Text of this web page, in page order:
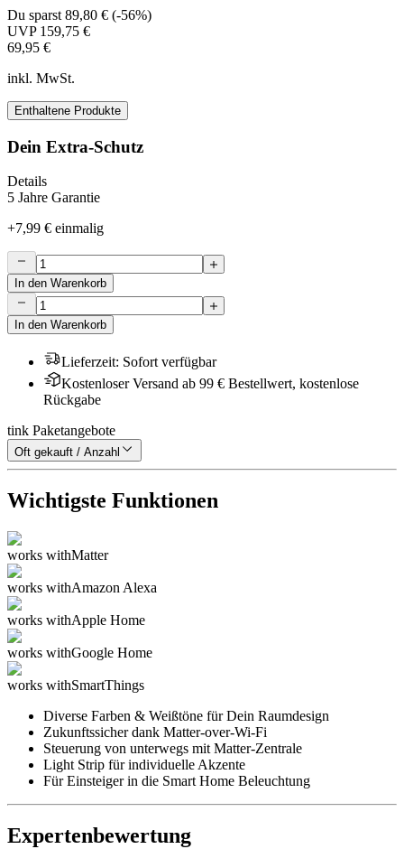
Du sparst 89,80 € (-56%)
UVP 159,75 €
69,95 €
inkl. MwSt.
Enthaltene Produkte
Dein Extra-Schutz
Details
5 Jahre Garantie
+7,99 € einmalig
In den Warenkorb
In den Warenkorb
Lieferzeit: Sofort verfügbar
Kostenloser Versand ab 99 € Bestellwert, kostenlose
Rückgabe
tink Paketangebote
Oft gekauft / Anzahl
Wichtigste Funktionen
works withMatter
works withAmazon Alexa
works withApple Home
works withGoogle Home
works withSmartThings
Diverse Farben & Weißtöne für Dein Raumdesign
Zukunftssicher dank Matter-over-Wi-Fi
Steuerung von unterwegs mit Matter-Zentrale
Light Strip für individuelle Akzente
Für Einsteiger in die Smart Home Beleuchtung
Expertenbewertung